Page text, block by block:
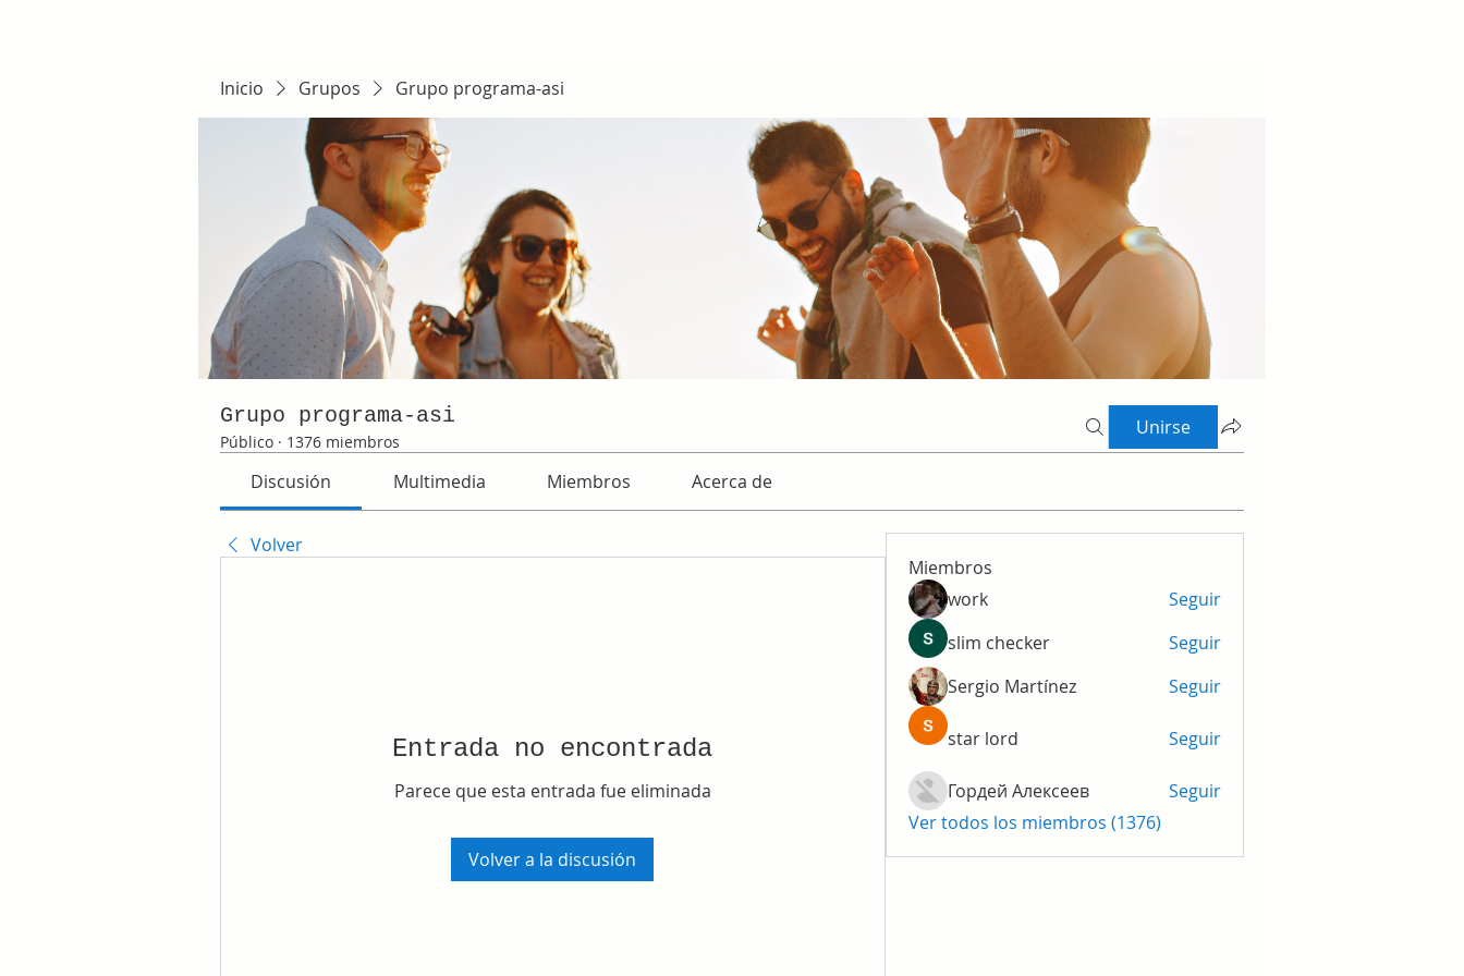
Inicio Grupos Grupo programa-asi
Grupo programa-asi
Público · 1376 miembros
Unirse
Discusión Multimedia Miembros Acerca de
Volver
Entrada no encontrada
Parece que esta entrada fue eliminada
Volver a la discusión
Miembros
work
Seguir
slim checker
Seguir
Sergio Martínez
Seguir
star lord Seguir
Гордей Алексеев
Seguir
Ver todos los miembros (1376)